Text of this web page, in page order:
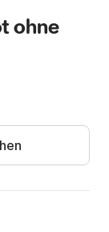
ohne